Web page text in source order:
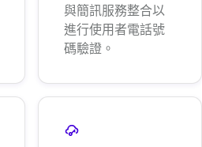
與簡訊服務整合以
進行使用者電話號
碼驗證。